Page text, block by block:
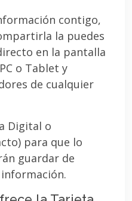
contigo,
la puedes
en la pantalla
o Tablet y
de cualquier
Digital o
para que lo
guardar de